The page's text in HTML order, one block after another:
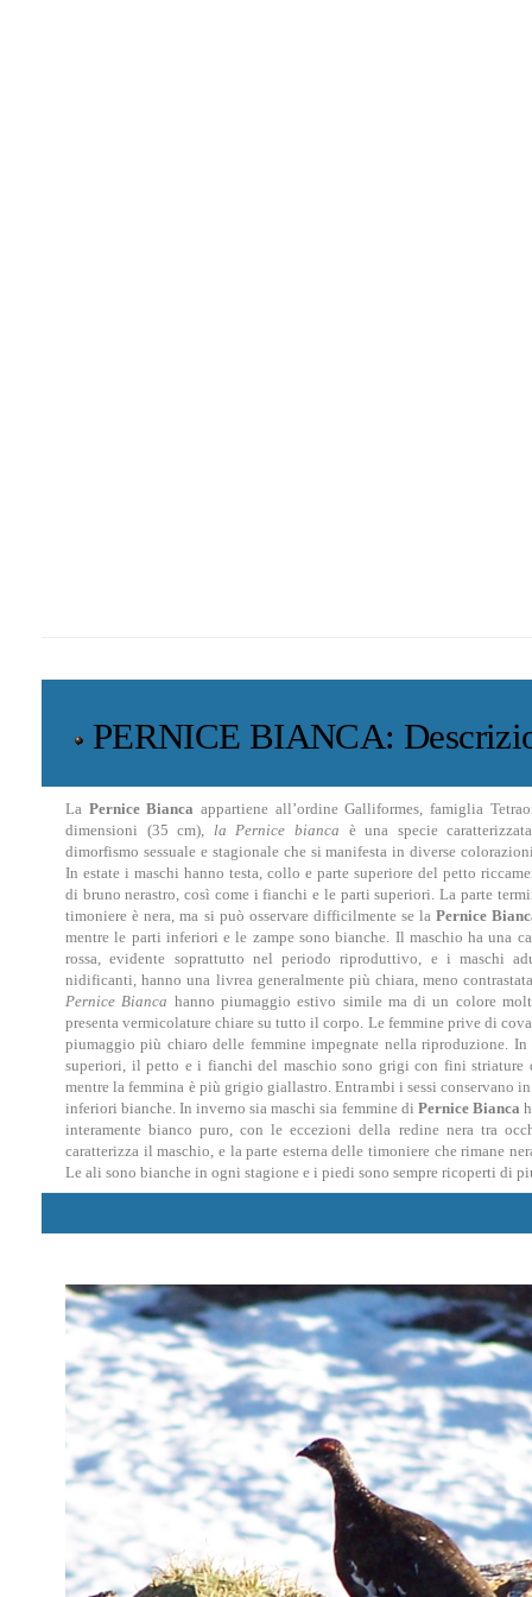
PERNICE BIANCA:
La Pernice Bianca appartiene all’ordine Galliformes, famiglia
dimensioni (35 cm), la Pernice bianca è una specie
dimorfismo sessuale e stagionale che si manifesta in diverse
In estate i maschi hanno testa, collo e parte superiore del petto
di bruno nerastro, così come i fianchi e le parti superiori. La parte
timoniere è nera, ma si può osservare difficilmente se laPernice
mentre le parti inferiori e le zampe sono bianche. Il maschio ha una
rossa, evidente soprattutto nel periodo riproduttivo, e i maschi
nidificanti, hanno una livrea generalmente più chiara, meno
Pernice Bianca hanno piumaggio estivo simile ma di un colore
presenta vermicolature chiare su tutto il corpo. Le femmine prive di
piumaggio più chiaro delle femmine impegnate nella riproduzione.
superiori, il petto e i fianchi del maschio sono grigi con fini striature
mentre la femmina è più grigio giallastro. Entrambi i sessi conservano
inferiori bianche. In inverno sia maschi sia femmine di Pernice Bianca
interamente bianco puro, con le eccezioni della redine nera tra
caratterizza il maschio, e la parte esterna delle timoniere che rimane
Le ali sono bianche in ogni stagione e i piedi sono sempre ricoperti di